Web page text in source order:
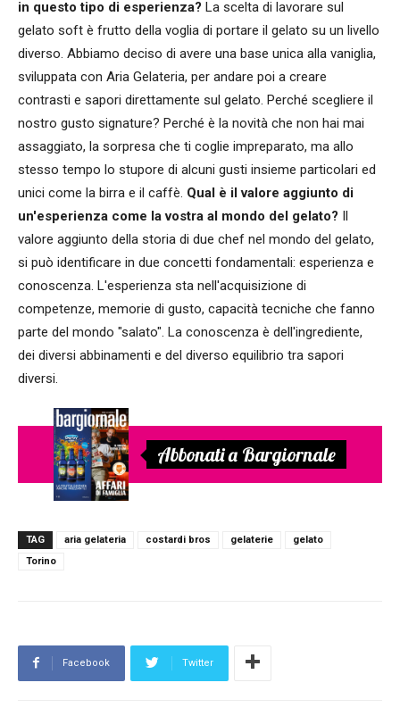
in questo tipo di esperienza? La scelta di lavorare sul
gelato soft è frutto della voglia di portare il gelato su un livello
diverso. Abbiamo deciso di avere una base unica alla vaniglia,
sviluppata con Aria Gelateria, per andare poi a creare
contrasti e sapori direttamente sul gelato. Perché scegliere il
nostro gusto signature? Perché è la novità che non hai mai
assaggiato, la sorpresa che ti coglie impreparato, ma allo
stesso tempo lo stupore di alcuni gusti insieme particolari ed
unici come la birra e il caffè. Qual è il valore aggiunto di
un'esperienza come la vostra al mondo del gelato? Il
valore aggiunto della storia di due chef nel mondo del gelato,
si può identificare in due concetti fondamentali: esperienza e
conoscenza. L'esperienza sta nell'acquisizione di
competenze, memorie di gusto, capacità tecniche che fanno
parte del mondo "salato". La conoscenza è dell'ingrediente,
dei diversi abbinamenti e del diverso equilibrio tra sapori
diversi.
Abbonati a Bargiornale
TAG aria gelateria costardi bros gelaterie
gelato
Torino
Facebook Twitter